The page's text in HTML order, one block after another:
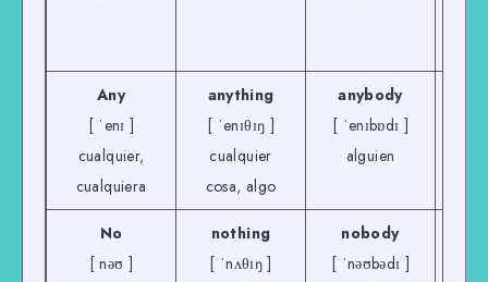
Any
[ ˈenɪ ]
cualquier,
cualquiera
anything
[ ˈenɪθɪŋ ]
cualquier
cosa, algo
anybody
[ ˈenɪbɒdɪ ]
alguien
No
[ nəʊ ]
nothing
[ ˈnʌθɪŋ ]
nobody
[ ˈnəʊbədɪ ]